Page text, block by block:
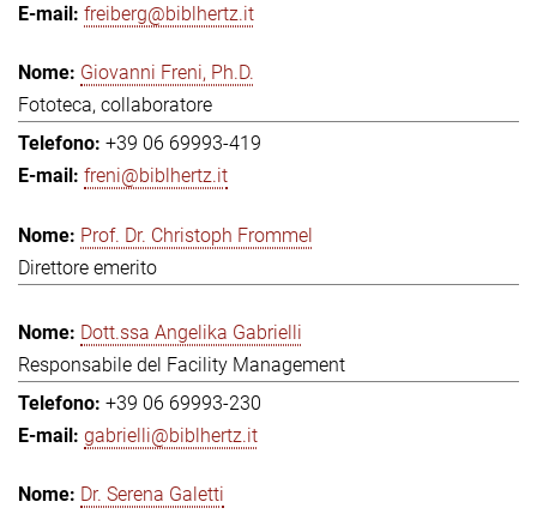
freiberg@biblhertz.it
Giovanni Freni, Ph.D.
Fototeca, collaboratore
+39 06 69993-419
freni@biblhertz.it
Prof. Dr. Christoph Frommel
Direttore emerito
Dott.ssa Angelika Gabrielli
Responsabile del Facility Management
+39 06 69993-230
gabrielli@biblhertz.it
Dr. Serena Galetti